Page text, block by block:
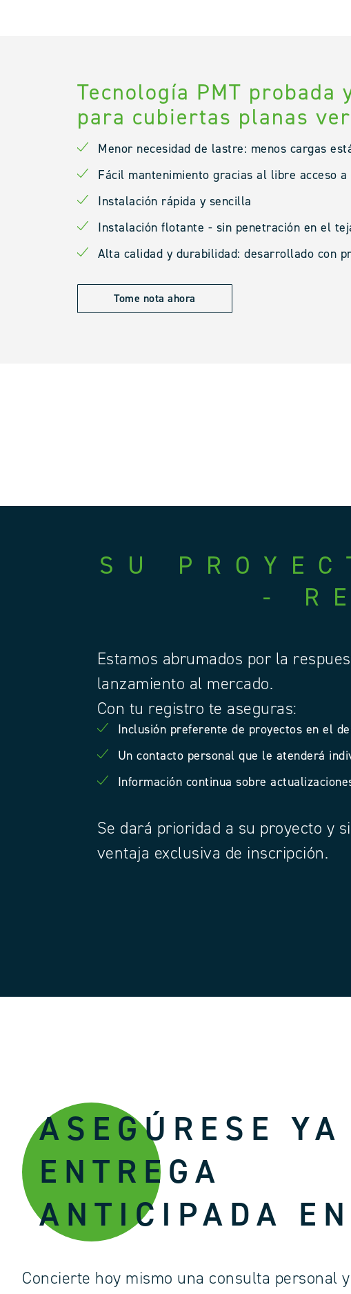
Tecnología PMT probada
para cubiertas planas
Menor necesidad de lastre: menos cargas
Fácil mantenimiento gracias al libre acceso
Instalación rápida y sencilla
Instalación flotante - sin penetración en el
Alta calidad y durabilidad: desarrollado con
Tome nota ahora
SU
-
Estamos abrumados por la
lanzamiento al mercado.
Con tu registro te aseguras:
Inclusión preferente de proyectos en el
Un contacto personal que le atenderá
Información continua sobre
Se dará prioridad a su proyecto y
ventaja exclusiva de inscripción.
ASEGÚRESE YA
ENTREGA
ANTICIPADA EN
Concierte hoy mismo una consulta personal